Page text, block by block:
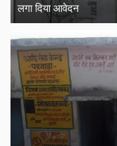
लगा दिया आवेदन